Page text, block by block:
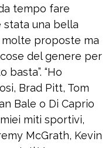
tempo fare
stata una bella
molte proposte ma
del genere per
“Ho
Brad Pitt, Tom
Bale o Di Caprio
miti sportivi,
McGrath, Kevin